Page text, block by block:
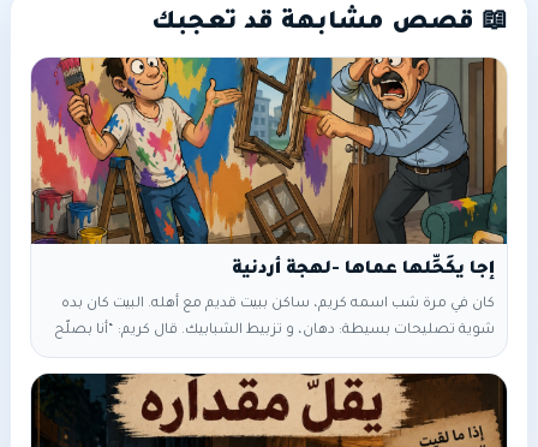
📖 قصص مشابهة قد تعجبك
إجا يكَحِّلها عماها -لهجة أردنية
كان في مرة شب اسمه كريم، ساكن ببيت قديم مع أهله. البيت كان بده
شوية تصليحات بسيطة: دهان، و تزبيط الشبابيك. قال كريم: “أنا بصلّح
البيت لحالي، مش لازم ندفع مصاري لعامل.” أمه حكتله: “يا ابني، اسأل
مجرّب ولا تسأل طبيب… خلي أهل الشغل يشتغلوا.” بس كريم أصرّ
بدوش يجيب عامل وبده يشتغله بإيده. بلّش يدهّن الحيطان، بس اختار
ألوان غريبة وملهاش دخل ببعض. وبالشبابيك حاول